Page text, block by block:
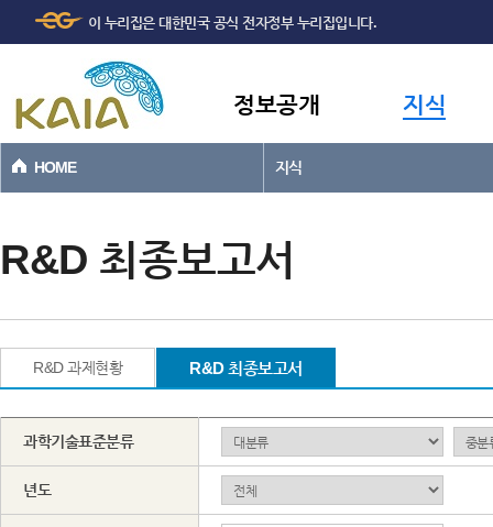
본문바로가기
이 누리집은 대한민국 공식 전자정부 누리집입니다.
정보공개 지식
HOME 지식
R&D 최종보고서
R&D 과제현황 R&D 최종보고서
과학기술표준분류
년도